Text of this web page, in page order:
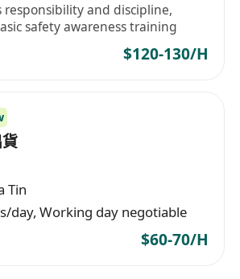
responsibility and discipline,
safety awareness training
$120-130/H
Tin
day, Working day negotiable
$60-70/H